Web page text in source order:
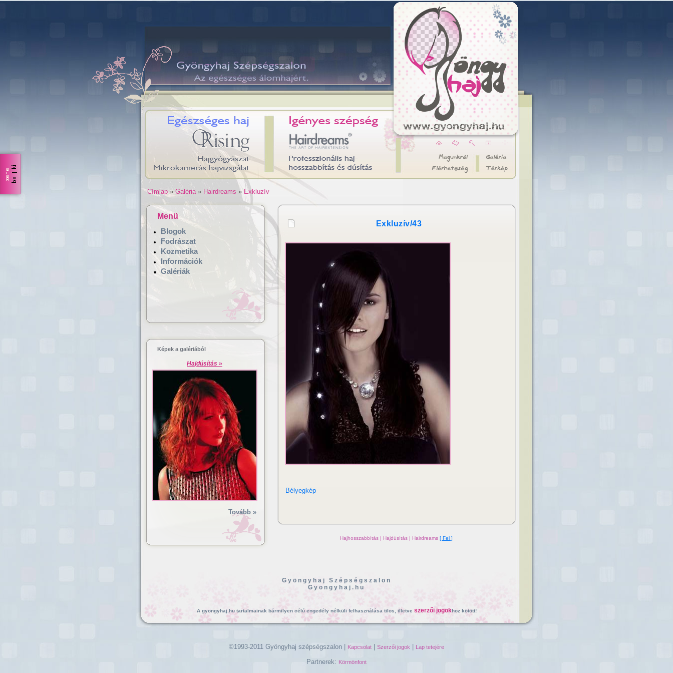
Hajgyógyászat,
Lézeres hajhosszabbítás és
Címlap» Galéria» Hairdreams » Exkluzív
Exkluzív/43
Bélyegkép
Hajhosszabbítás | Hajdúsítás | Hairdreams [ Fel ]
Menü
Blogok
Fodrászat
Kozmetika
Információk
Galériák
Képek a galériából
Hajdúsítás »
Tovább »
Gyöngyhaj Szépségszalon
Gyongyhaj.hu
A gyongyhaj.hu tartalmainak bármilyen célú engedély nélküli felhasználása tilos, illetve szerzői jogokhoz kötött!
©1993-2011 Gyöngyhaj szépségszalon | Kapcsolat Szerzői jogok Lap tetejére
Partnerek: Körmönfont